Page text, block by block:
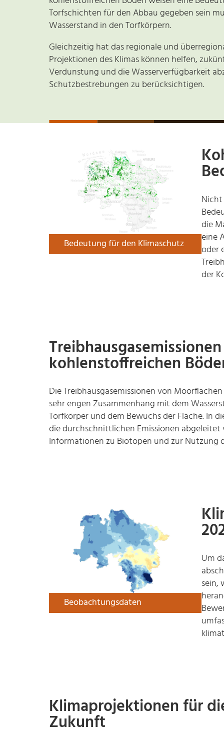
Torfschichten für den Abbau gegeben sein
Wasserstand in den Torfkörpern.
Gleichzeitig hat das regionale und
Projektionen des Klimas können helfen,
Verdunstung und die Wasserverfügbarkeit
Schutzbestrebungen zu berücksichtigen.
Bedeutung für den Klimaschutz
die
eine
oder
der
kohlenstoffreichen
Die Treibhausgasemissionen von
sehr engen Zusammenhang mit dem
Torfkörper und dem Bewuchs der Fläche. In
die durchschnittlichen Emissionen abgeleitet
Informationen zu Biotopen und zur Nutzung
Beobachtungsdaten
Um
sein,
Klimaprojektionen für
Zukunft